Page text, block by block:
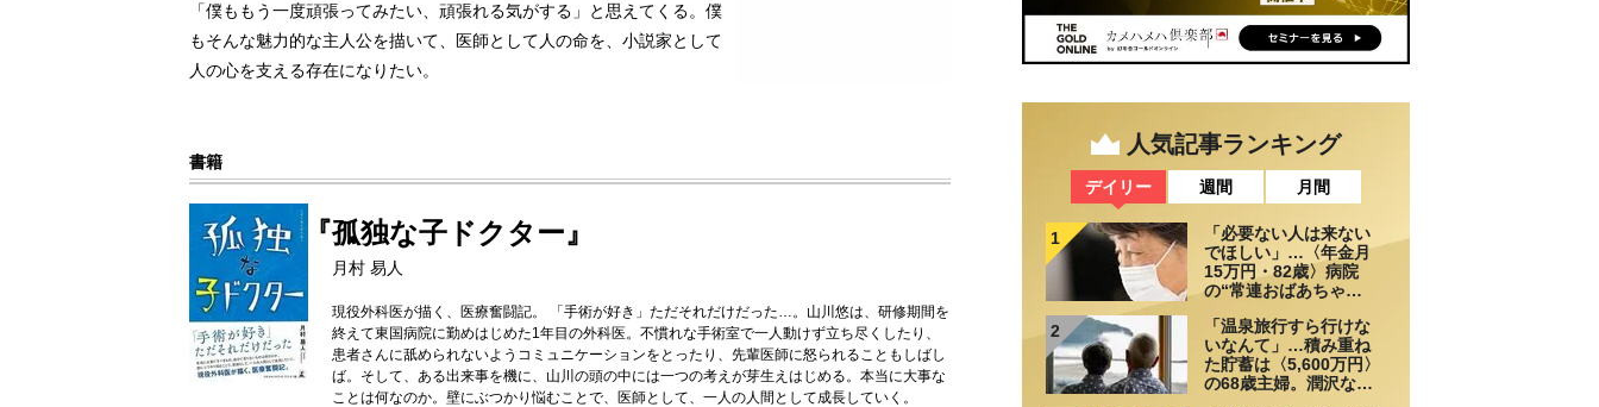
「僕ももう一度頑張ってみたい、頑張れる気がする」と思えてくる。僕
もそんな魅力的な主人公を描いて、医師として人の命を、小説家として
人の心を支える存在になりたい。
書籍
『孤独な子ドクター』
月村 易人
現役外科医が描く、医療奮闘記。 「手術が好き」ただそれだけだった…。山川悠は、研修期間を
終えて東国病院に勤めはじめた1年目の外科医。不慣れな手術室で一人動けず立ち尽くしたり、
患者さんに舐められないようコミュニケーションをとったり、先輩医師に怒られることもしばし
ば。そして、ある出来事を機に、山川の頭の中には一つの考えが芽生えはじめる。本当に大事な
ことは何なのか。壁にぶつかり悩むことで、医師として、一人の人間として成長していく。
人気記事ランキング
デイリー 週間 月間
1
「必要ない人は来ない
でほしい」…〈年金月
15万円・82歳〉病院
の“常連おばあちゃ
社員の本音。それでも
通い続ける理由
2
「温泉旅行すら行けな
いなんて」…積み重ね
た貯蓄は〈5,600万円〉
の68歳主婦。潤沢な老